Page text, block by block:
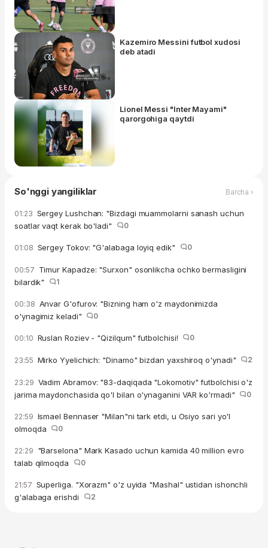
Kazemiro Messini futbol xudosi
deb atadi
Lionel Messi "Inter Mayami"
qarorgohiga qaytdi
So'nggi yangiliklar Barcha ›
01:23 Sergey Lushchan: "Bizdagi muammolarni sanash uchun
soatlar vaqt kerak bo'ladi"
0
01:08 Sergey Tokov: "G'alabaga loyiq edik" 0
00:57 Timur Kapadze: "Surxon" osonlikcha ochko bermasligini
bilardik"
1
00:38 Anvar G'ofurov: "Bizning ham o'z maydonimizda
o'ynagimiz keladi"
0
00:10 Ruslan Roziev - "Qizilqum" futbolchisi! 0
23:55 Mirko Yyelichich: "Dinamo" bizdan yaxshiroq o'ynadi" 2
23:29 Vadim Abramov: "83-daqiqada "Lokomotiv" futbolchisi o'z
jarima maydonchasida qo'l bilan o'ynaganini VAR ko'rmadi"
0
22:59 Ismael Bennaser "Milan"ni tark etdi, u Osiyo sari yo'l
olmoqda
0
22:29 "Barselona" Mark Kasado uchun kamida 40 million evro
talab qilmoqda
0
21:57 Superliga. "Xorazm" o'z uyida "Mashal" ustidan ishonchli
g'alabaga erishdi
2